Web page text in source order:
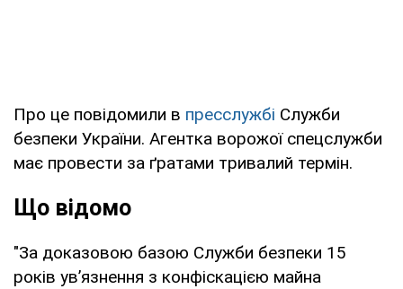
Про це повідомили в пресслужбі Служби
безпеки України. Агентка ворожої спецслужби
має провести за ґратами тривалий термін.
Що відомо
"За доказовою базою Служби безпеки 15
років ув’язнення з конфіскацією майна